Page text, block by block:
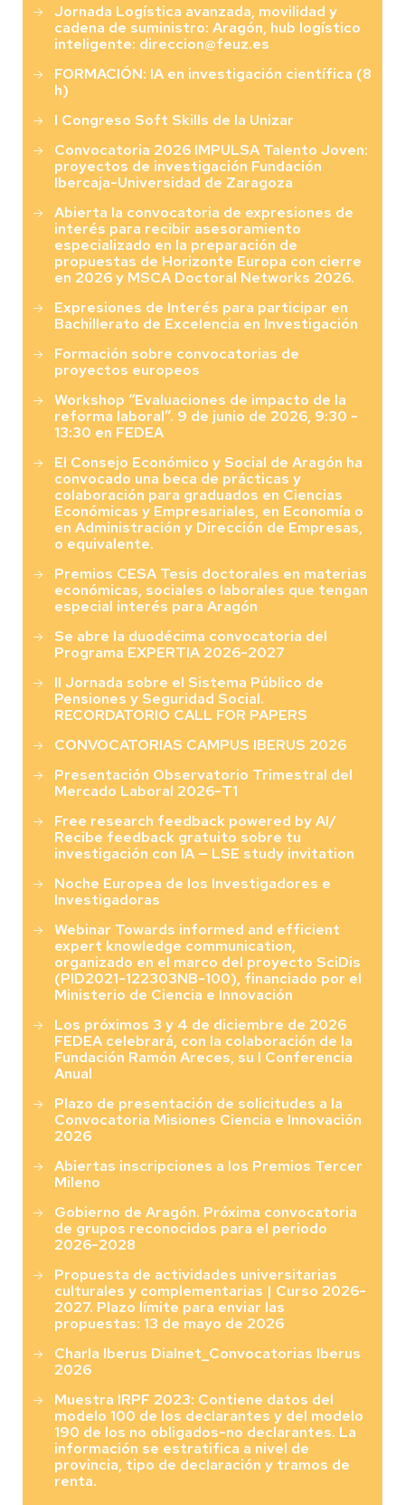
Jornada Logística avanzada, movilidad y
cadena de suministro: Aragón, hub logístico
inteligente: direccion@feuz.es
FORMACIÓN: IA en investigación científica (8
h)
I Congreso Soft Skills de la Unizar
Convocatoria 2026 IMPULSA Talento Joven:
proyectos de investigación Fundación
Ibercaja-Universidad de Zaragoza
Abierta la convocatoria de expresiones de
interés para recibir asesoramiento
especializado en la preparación de
propuestas de Horizonte Europa con cierre
en 2026 y MSCA Doctoral Networks 2026.
Expresiones de Interés para participar en
Bachillerato de Excelencia en Investigación
Formación sobre convocatorias de
proyectos europeos
Workshop “Evaluaciones de impacto de la
reforma laboral”. 9 de junio de 2026, 9:30 -
13:30 en FEDEA
El Consejo Económico y Social de Aragón ha
convocado una beca de prácticas y
colaboración para graduados en Ciencias
Económicas y Empresariales, en Economía o
en Administración y Dirección de Empresas,
o equivalente.
Premios CESA Tesis doctorales en materias
económicas, sociales o laborales que tengan
especial interés para Aragón
Se abre la duodécima convocatoria del
Programa EXPERTIA 2026-2027
II Jornada sobre el Sistema Público de
Pensiones y Seguridad Social.
RECORDATORIO CALL FOR PAPERS
CONVOCATORIAS CAMPUS IBERUS 2026
Presentación Observatorio Trimestral del
Mercado Laboral 2026-T1
Free research feedback powered by AI/
Recibe feedback gratuito sobre tu
investigación con IA — LSE study invitation
Noche Europea de los Investigadores e
Investigadoras
Webinar Towards informed and efficient
expert knowledge communication,
organizado en el marco del proyecto SciDis
(PID2021-122303NB-100), financiado por el
Ministerio de Ciencia e Innovación
Los próximos 3 y 4 de diciembre de 2026
FEDEA celebrará, con la colaboración de la
Fundación Ramón Areces, su I Conferencia
Anual
Plazo de presentación de solicitudes a la
Convocatoria Misiones Ciencia e Innovación
2026
Abiertas inscripciones a los Premios Tercer
Mileno
Gobierno de Aragón. Próxima convocatoria
de grupos reconocidos para el periodo
2026-2028
Propuesta de actividades universitarias
culturales y complementarias | Curso 2026-
2027. Plazo límite para enviar las
propuestas: 13 de mayo de 2026
Charla Iberus Dialnet_Convocatorias Iberus
2026
Muestra IRPF 2023: Contiene datos del
modelo 100 de los declarantes y del modelo
190 de los no obligados-no declarantes. La
información se estratifica a nivel de
provincia, tipo de declaración y tramos de
renta.